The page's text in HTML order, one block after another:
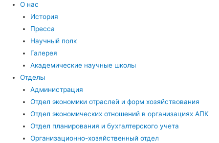
О нас
История
Пресса
Научный полк
Галерея
Академические научные школы
Отделы
Администрация
Отдел экономики отраслей и форм хозяйствования
Отдел экономических отношений в организациях АПК
Отдел планирования и бухгалтерского учета
Организационно-хозяйственный отдел